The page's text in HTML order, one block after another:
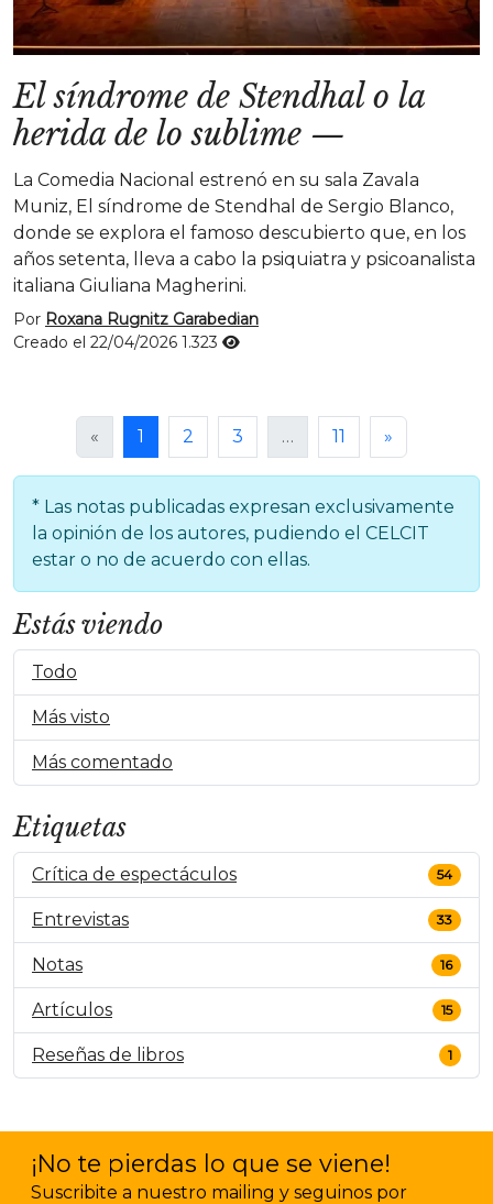
El síndrome de Stendhal o la
herida de lo sublime —
La Comedia Nacional estrenó en su sala Zavala
Muniz, El síndrome de Stendhal de Sergio Blanco,
donde se explora el famoso descubierto que, en los
años setenta, lleva a cabo la psiquiatra y psicoanalista
italiana Giuliana Magherini.
Por Roxana Rugnitz Garabedian
Creado el 22/04/2026 1.323
« 1 2 3 … 11 »
* Las notas publicadas expresan exclusivamente
la opinión de los autores, pudiendo el CELCIT
estar o no de acuerdo con ellas.
Estás viendo
Todo
Más visto
Más comentado
Etiquetas
Crítica de espectáculos 54
Entrevistas 33
Notas 16
Artículos 15
Reseñas de libros 1
¡No te pierdas lo que se viene!
Suscribite a nuestro mailing y seguinos por